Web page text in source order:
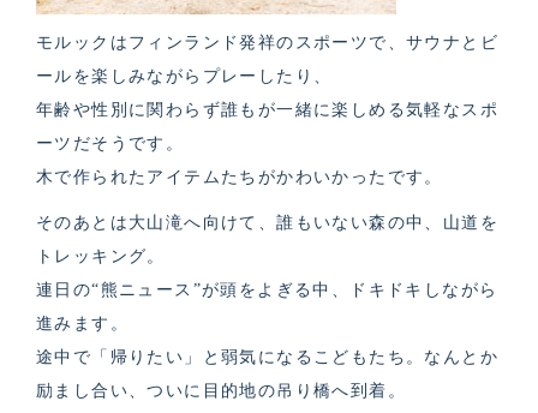
モルックはフィンランド発祥のスポーツで、サウナとビ
ールを楽しみながらプレーしたり、
年齢や性別に関わらず誰もが一緒に楽しめる気軽なスポ
ーツだそうです。
木で作られたアイテムたちがかわいかったです。
そのあとは大山滝へ向けて、誰もいない森の中、山道を
トレッキング。
連日の“熊ニュース”が頭をよぎる中、ドキドキしながら
進みます。
途中で「帰りたい」と弱気になるこどもたち。なんとか
励まし合い、ついに目的地の吊り橋へ到着。